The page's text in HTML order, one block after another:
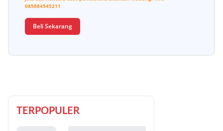
085884545211
Beli Sekarang
TERPOPULER